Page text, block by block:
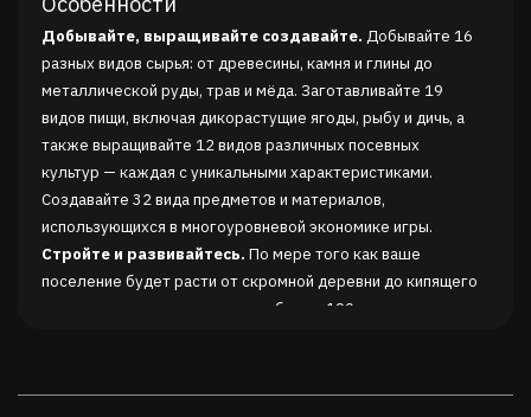
Добывайте, выращивайте создавайте. Добывайте 16
разных видов сырья: от древесины, камня и глины до
металлической руды, трав и мёда. Заготавливайте 19
видов пищи, включая дикорастущие ягоды, рыбу и дичь, а
также выращивайте 12 видов различных посевных
культур — каждая с уникальными характеристиками.
Создавайте 32 вида предметов и материалов,
использующихся в многоуровневой экономике игры.
Стройте и развивайтесь. По мере того как ваше
поселение будет расти от скромной деревни до кипящего
жизнью города вам откроются более 190 различных
пройдут несколько стадий развития, а благодаря древу